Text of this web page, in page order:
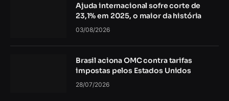
Ajuda internacional sofre corte de
23,1% em 2025, o maior da história
03/08/2026
Brasil aciona OMC contra tarifas
impostas pelos Estados Unidos
28/07/2026